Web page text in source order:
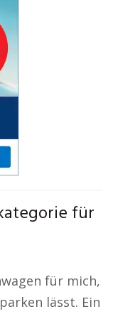
für
für mich,
lässt. Ein